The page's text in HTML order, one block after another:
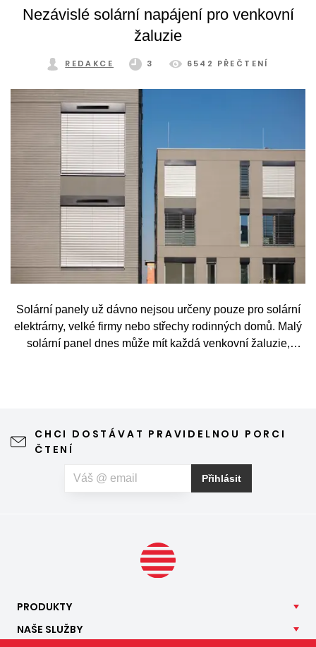
významné energetické úspory. Podívejme se blíže, jak
může stínicí technika přispět k lepší energetické efektivitě.
Nezávislé solární napájení pro venkovní
žaluzie
REDAKCE 3 6542 PŘEČTENÍ
Solární panely už dávno nejsou určeny pouze pro solární
elektrárny, velké firmy nebo střechy rodinných domů. Malý
solární panel dnes může mít každá venkovní žaluzie,
CHCI DOSTÁVAT PRAVIDELNOU PORCI
ČTENÍ
Přihlásit
PRODUKTY
NAŠE SLUŽBY